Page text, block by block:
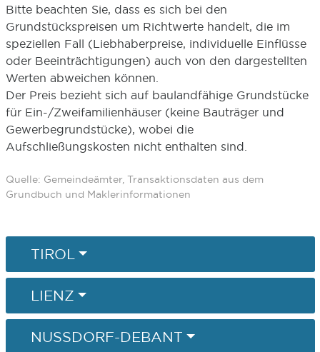
Bitte beachten Sie, dass es sich bei den
Grundstückspreisen um Richtwerte handelt, die im
speziellen Fall (Liebhaberpreise, individuelle Einflüsse
oder Beeinträchtigungen) auch von den dargestellten
Werten abweichen können.
Der Preis bezieht sich auf baulandfähige Grundstücke
für Ein-/Zweifamilienhäuser (keine Bauträger und
Gewerbegrundstücke), wobei die
Aufschließungskosten nicht enthalten sind.
Quelle: Gemeindeämter, Transaktionsdaten aus dem
Grundbuch und Maklerinformationen
TIROL
LIENZ
NUSSDORF-DEBANT